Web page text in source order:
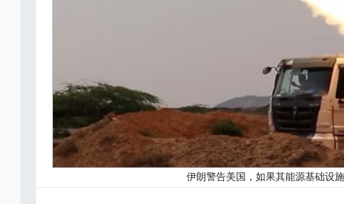
伊朗警告美国，如果其能源基础设